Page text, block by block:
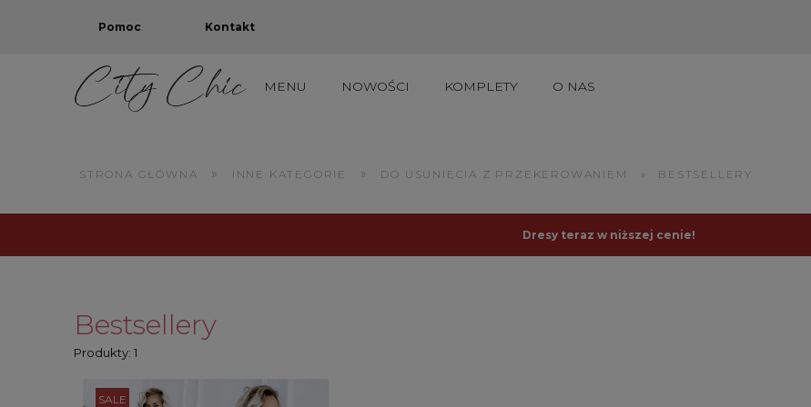
Pomoc Kontakt
MENU NOWOŚCI KOMPLETY O NAS
STRONA GŁÓWNA » INNE KATEGORIE » DO USUNIECIA Z PRZEKEROWANIEM » BESTSELLERY
Dresy teraz w niższej cenie!
Bestsellery
Produkty: 1
SALE